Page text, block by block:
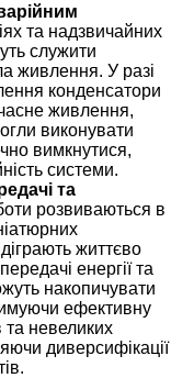
та надзвичайних
служити
живлення. У разі
конденсатори
живлення,
виконувати
вимкнутися,
системи.
та
розвиваються в
життєво
енергії та
накопичувати
ефективну
та невеликих
диверсифікації